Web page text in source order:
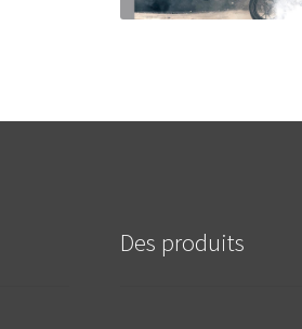
Des produits